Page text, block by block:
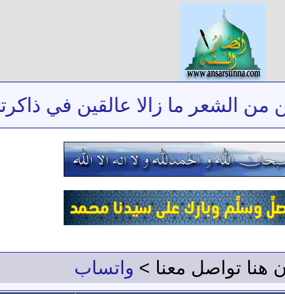
من الشعر ما زالا عالقين في ذاكرتي
هنا تواصل معنا > واتساب